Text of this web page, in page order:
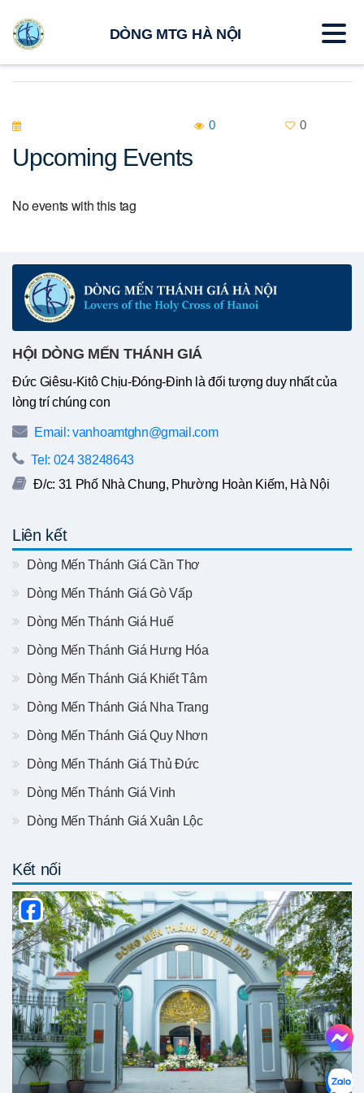
0 0
Upcoming Events
No events with this tag
HỘI DÒNG MẾN THÁNH GIÁ
Đức Giêsu-Kitô Chịu-Đóng-Đinh là đối tượng duy nhất của
lòng trí chúng con
Email: vanhoamtghn@gmail.com
Tel: 024 38248643
Đ/c: 31 Phố Nhà Chung, Phường Hoàn Kiếm, Hà Nội
Liên kết
Dòng Mến Thánh Giá Cần Thơ
Dòng Mến Thánh Giá Gò Vấp
Dòng Mến Thánh Giá Huế
Dòng Mến Thánh Giá Hưng Hóa
Dòng Mến Thánh Giá Khiết Tâm
Dòng Mến Thánh Giá Nha Trang
Dòng Mến Thánh Giá Quy Nhơn
Dòng Mến Thánh Giá Thủ Đức
Dòng Mến Thánh Giá Vinh
Dòng Mến Thánh Giá Xuân Lộc
Kết nối
DÒNG MTG HÀ NỘI